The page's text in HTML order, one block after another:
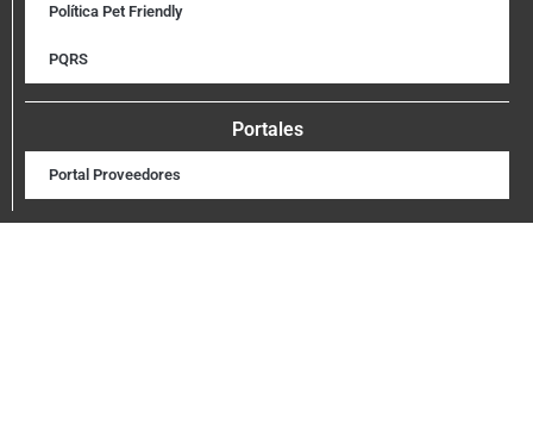
Política Pet Friendly
PQRS
Portales
Portal Proveedores